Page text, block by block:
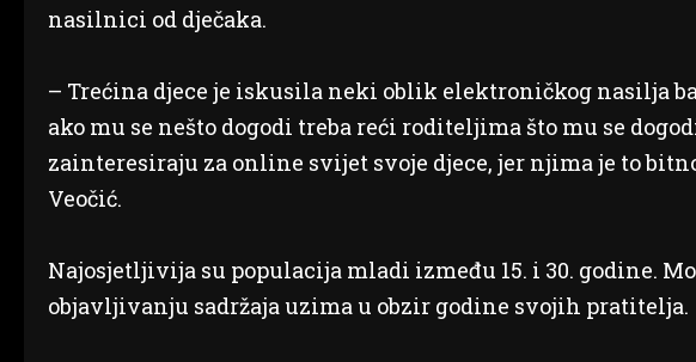
nasilnici od dječaka.
– Trećina djece je iskusila neki oblik elektroničkog nasilja
ako mu se nešto dogodi treba reći roditeljima što mu se
zainteresiraju za online svijet svoje djece, jer njima je to
Veočić.
Najosjetljivija su populacija mladi između 15. i 30. godine.
objavljivanju sadržaja uzima u obzir godine svojih pratitelja.